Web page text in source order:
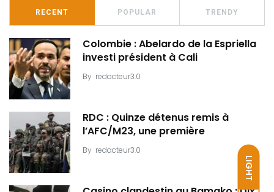
LIGHT
RECENT POPULAR TRENDY
Colombie : Abelardo de la Espriella
investi président à Cali
By redacteur3.0
RDC : Quinze détenus remis à
l’AFC/M23, une première
By redacteur3.0